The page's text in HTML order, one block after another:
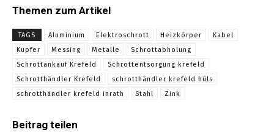
Themen zum Artikel
TAGS Aluminium Elektroschrott Heizkörper
Kabel
Kupfer
Messing Metalle
Schrottabholung
Schrottankauf Krefeld
Schrottentsorgung krefeld
Schrotthändler Krefeld
schrotthändler krefeld hüls
schrotthändler krefeld inrath
Stahl Zink
Beitrag teilen